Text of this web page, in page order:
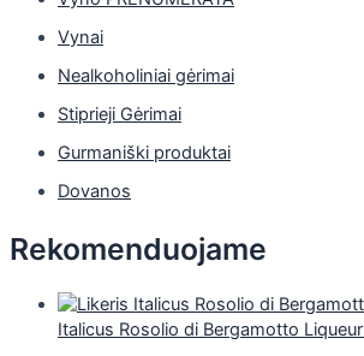
Vynai
Nealkoholiniai gėrimai
Stiprieji Gėrimai
Gurmaniški produktai
Dovanos
Rekomenduojame
Italicus Rosolio di Bergamotto Liqueur